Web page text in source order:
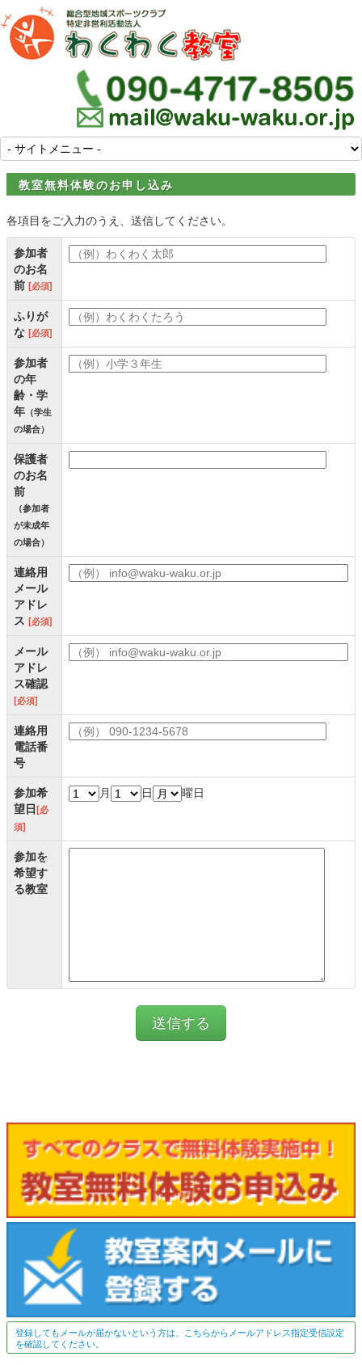
教室無料体験のお申し込み
各項目をご入力のうえ、送信してください。
参加者
のお名
前 [必須]
ふりが
な [必須]
参加者
の年
齢・学
年 （学生
の場合）
保護者
のお名
前
（参加者
が未成年
の場合）
連絡用
メール
アドレ
ス [必須]
メール
アドレ
ス確認
[必須]
連絡用
電話番
号
参加希
望日[必
須]
月 日 曜日
参加を
希望す
る教室
登録してもメールが届かないという方は、こちらからメールアドレス指定受信設定
を確認してください。